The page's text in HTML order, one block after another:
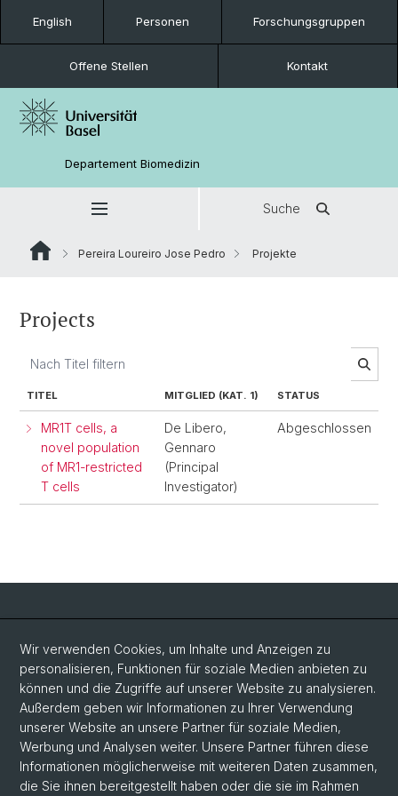
English Personen Forschungsgruppen
Offene Stellen Kontakt
Departement Biomedizin
Suche
Pereira Loureiro Jose Pedro Projekte
Projects
TITEL MITGLIED (KAT. 1) STATUS
MR1T cells, a
novel population
of MR1-restricted
T cells
De Libero,
Gennaro
(Principal
Investigator)
Abgeschlossen
Social Media
LinkedIn
Bluesky
Vimeo
Wir verwenden Cookies, um Inhalte und Anzeigen zu
personalisieren, Funktionen für soziale Medien anbieten zu
können und die Zugriffe auf unserer Website zu analysieren.
Außerdem geben wir Informationen zu Ihrer Verwendung
unserer Website an unsere Partner für soziale Medien,
Werbung und Analysen weiter. Unsere Partner führen diese
Informationen möglicherweise mit weiteren Daten zusammen,
die Sie ihnen bereitgestellt haben oder die sie im Rahmen